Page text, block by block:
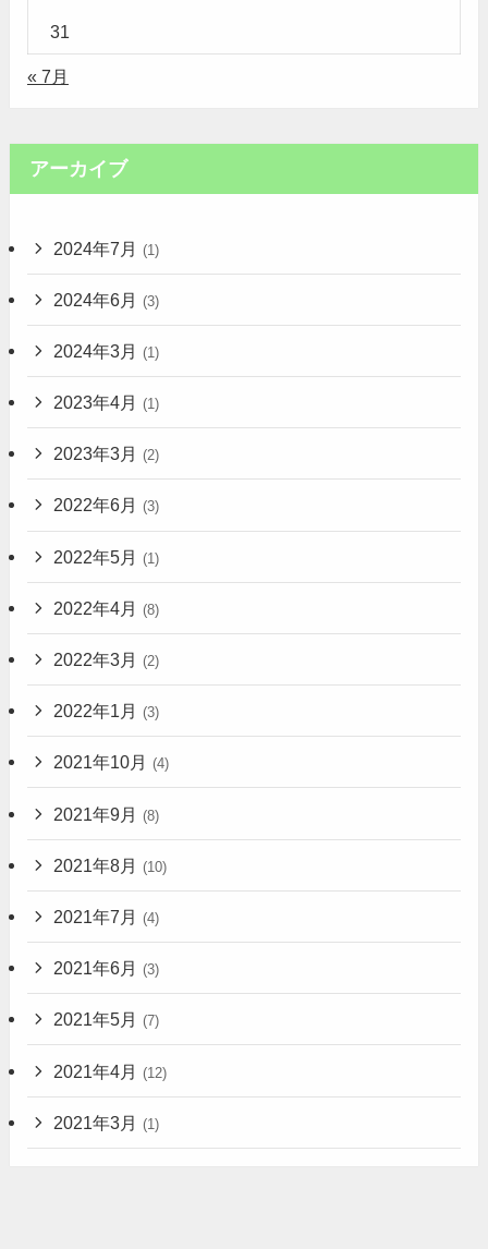
31
« 7月
アーカイブ
2024年7月 (1)
2024年6月 (3)
2024年3月 (1)
2023年4月 (1)
2023年3月 (2)
2022年6月 (3)
2022年5月 (1)
2022年4月 (8)
2022年3月 (2)
2022年1月 (3)
2021年10月 (4)
2021年9月 (8)
2021年8月 (10)
2021年7月 (4)
2021年6月 (3)
2021年5月 (7)
2021年4月 (12)
2021年3月 (1)